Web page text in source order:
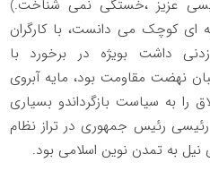
عزیز ،خستگی نمی شناخت.)
ای کوچک می دانست، با کارگران
داشت بویژه در برخورد با
نهضت مقاومت بود، مایه آبروی
را به سیاست بازگرداندو بسیاری
رئیس جمهوری در تراز نظام
به تمدن نوین اسلامی بود.